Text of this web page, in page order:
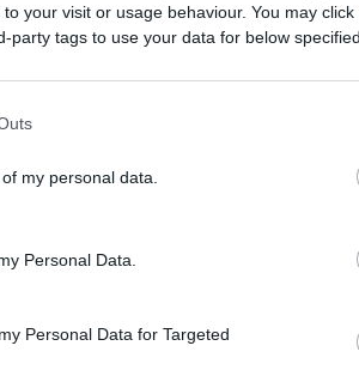
your visit or usage behaviour. You may
party tags to use your data for below
my personal data.
Personal Data.
Personal Data for Targeted